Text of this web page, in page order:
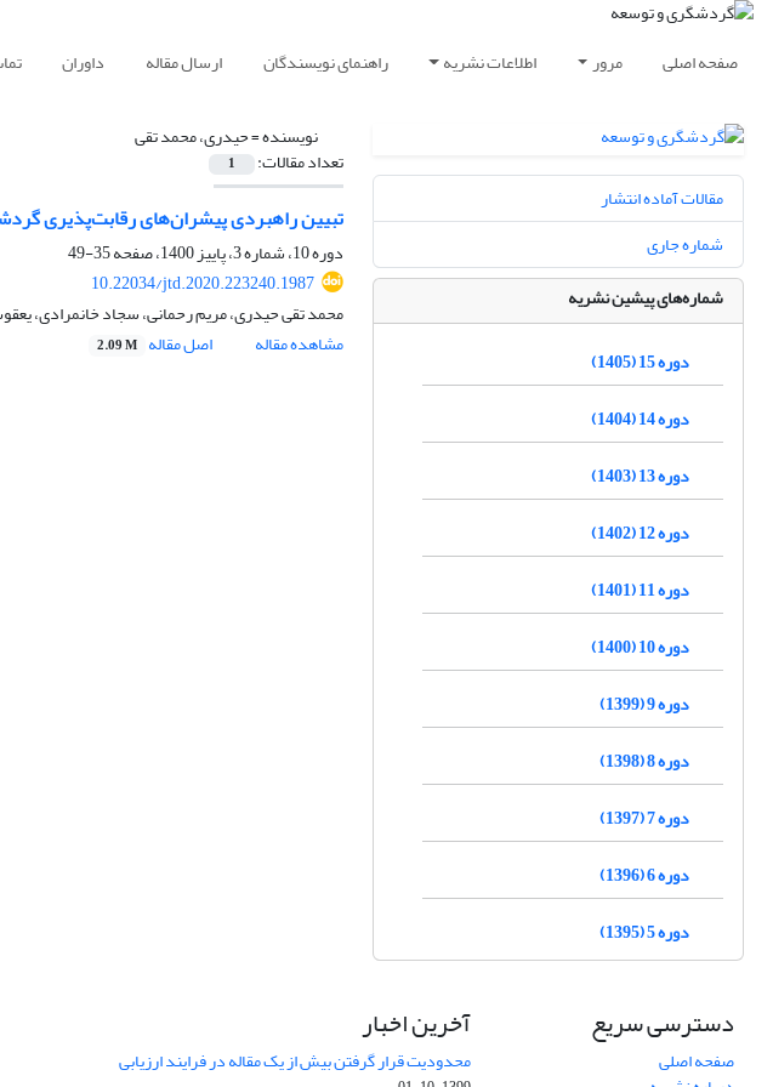
صفحه اصلی مرور اطلاعات نشریه راهنمای نویسندگان ارسال مقاله داوران
نویسنده =حیدری، محمد تقی
تعداد مقالات: 1
تبیین راهبردی پیشران‌های رقابت‌پذیری
دوره 10، شماره 3، پاییز 1400، صفحه
35-49
10.22034/jtd.2020.223240.1987
محمد تقی حیدری، مریم رحمانی، سجاد خانمرادی،
مشاهده مقاله
اصل مقاله 2.09 M
مقالات آماده انتشار
شماره جاری
شماره‌های پیشین نشریه
دوره 15 (1405)
دوره 14 (1404)
دوره 13 (1403)
دوره 12 (1402)
دوره 11 (1401)
دوره 10 (1400)
دوره 9 (1399)
دوره 8 (1398)
دوره 7 (1397)
دوره 6 (1396)
دوره 5 (1395)
دسترسی سریع
صفحه اصلی
آخرین اخبار
محدودیت قرار گرفتن بیش از یک مقاله در فرایند ارزیابی